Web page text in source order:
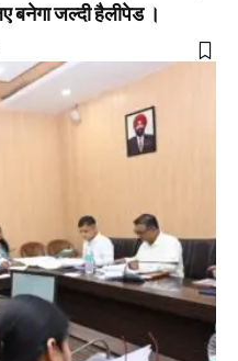
जल्दी हैलीपेड ।